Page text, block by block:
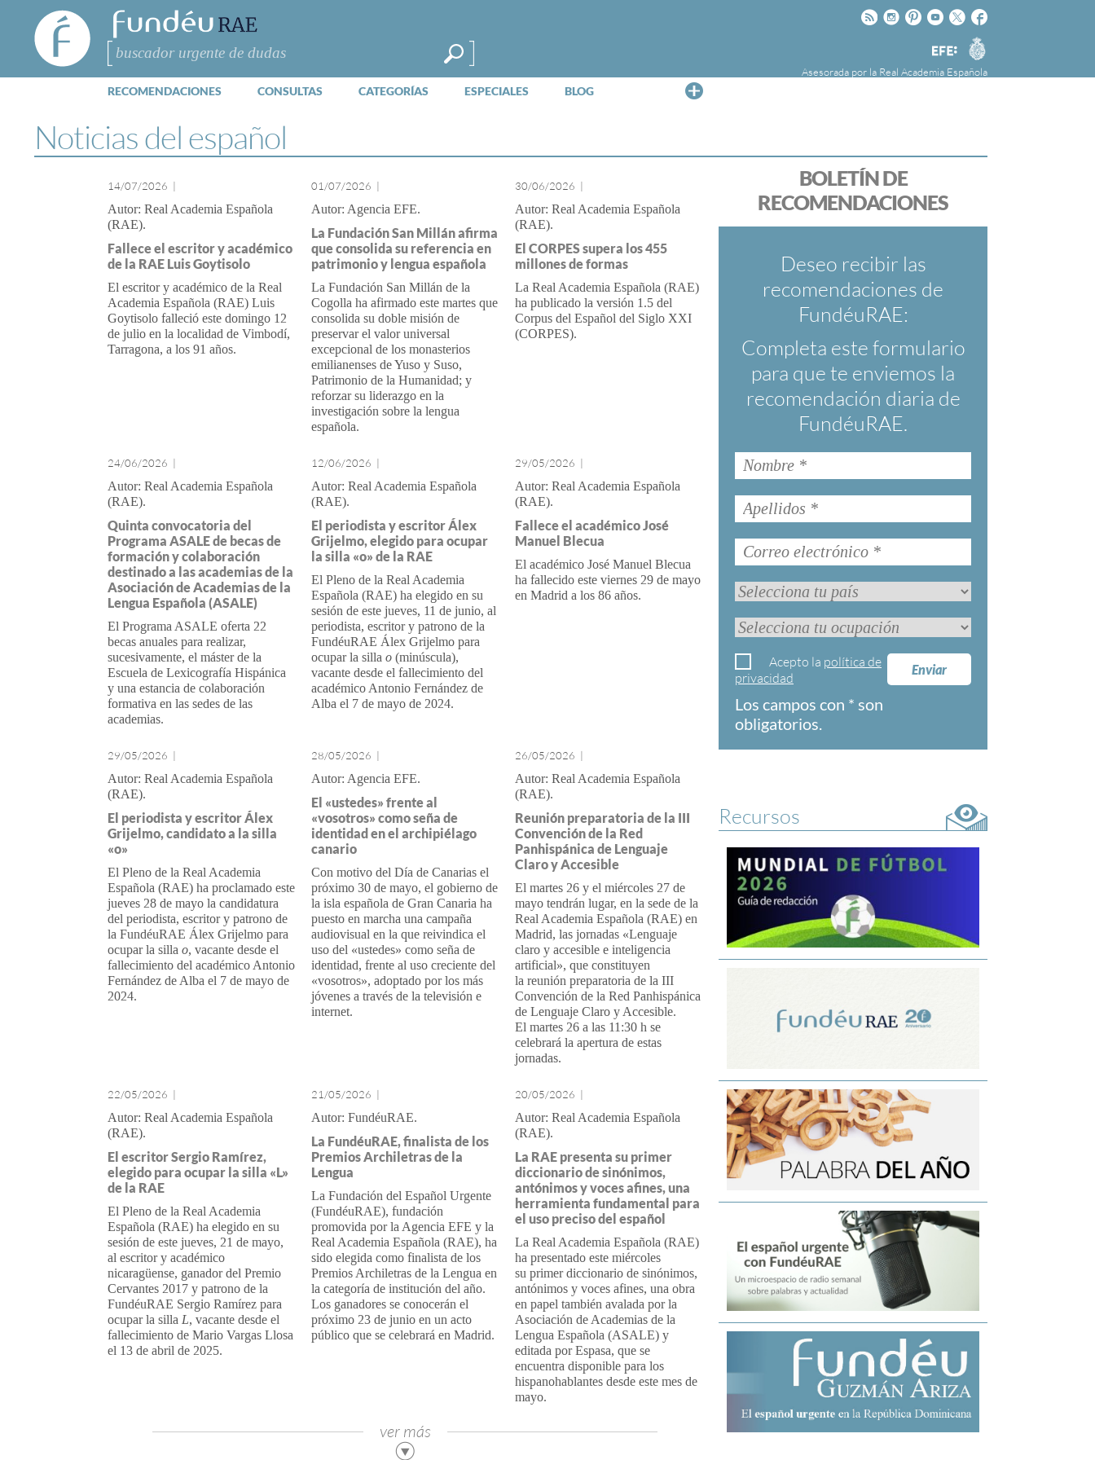
FundéuRAE
- Fundación
del Español
Buscar
Facebook
Twitter
Youtube
Pinteres
Instagram
Rss
Agencia
EFE
Asesorada por la Real Academia Española
RECOMENDACIONES CONSULTAS CATEGORÍAS ESPECIALES BLOG
la Agencia Efe y la Real Academia Española,
cuyo objetivo es colaborar con el buen uso del
español en los medios de comunicación y en
Internet.
Noticias del español
BOLETÍN DE
RECOMENDACIONES
Deseo recibir las
recomendaciones de
FundéuRAE:
Completa este formulario
para que te enviemos la
recomendación diaria de
FundéuRAE.
Enviar
Acepto la política de
privacidad
Los campos con * son
obligatorios.
14/07/2026 |
Real Academia Española
(RAE)
Fallece el escritor y académico
de la RAE Luis Goytisolo
El escritor y académico de la Real
Academia Española (RAE) Luis
Goytisolo falleció este domingo 12
de julio en la localidad de Vimbodí,
Tarragona, a los 91 años.
01/07/2026 |
Agencia EFE
La Fundación San Millán afirma
que consolida su referencia en
patrimonio y lengua española
La Fundación San Millán de la
Cogolla ha afirmado este martes que
consolida su doble misión de
preservar el valor universal
excepcional de los monasterios
emilianenses de Yuso y Suso,
Patrimonio de la Humanidad; y
reforzar su liderazgo en la
investigación sobre la lengua
española.
30/06/2026 |
Real Academia Española
(RAE)
El CORPES supera los 455
millones de formas
La Real Academia Española (RAE)
ha publicado la versión 1.5 del
Corpus del Español del Siglo XXI
(CORPES).
24/06/2026 |
Real Academia Española
(RAE)
Quinta convocatoria del
Programa ASALE de becas de
formación y colaboración
destinado a las academias de la
Asociación de Academias de la
Lengua Española (ASALE)
El Programa ASALE oferta 22
becas anuales para realizar,
sucesivamente, el máster de la
Escuela de Lexicografía Hispánica
y una estancia de colaboración
formativa en las sedes de las
academias.
12/06/2026 |
Real Academia Española
(RAE)
El periodista y escritor Álex
Grijelmo, elegido para ocupar
la silla «o» de la RAE
El Pleno de la Real Academia
Española (RAE) ha elegido en su
sesión de este jueves, 11 de junio, al
periodista, escritor y patrono de la
FundéuRAE Álex Grijelmo para
ocupar la silla o(minúscula),
vacante desde el fallecimiento del
académico Antonio Fernández de
Alba el 7 de mayo de 2024.
29/05/2026 |
Real Academia Española
(RAE)
Fallece el académico José
Manuel Blecua
El académico José Manuel Blecua
ha fallecido este viernes 29 de mayo
en Madrid a los 86 años.
29/05/2026 |
Real Academia Española
(RAE)
El periodista y escritor Álex
Grijelmo, candidato a la silla
«o»
El Pleno de la Real Academia
Española (RAE) ha proclamado este
jueves 28 de mayo la candidatura
del periodista, escritor y patrono de
la FundéuRAE Álex Grijelmo para
ocupar la silla o, vacante desde el
fallecimiento del académico Antonio
Fernández de Alba el 7 de mayo de
2024.
28/05/2026 |
Agencia EFE
El «ustedes» frente al
«vosotros» como seña de
identidad en el archipiélago
canario
Con motivo del Día de Canarias el
próximo 30 de mayo, el gobierno de
la isla española de Gran Canaria ha
puesto en marcha una campaña
audiovisual en la que reivindica el
uso del «ustedes» como seña de
identidad, frente al uso creciente del
«vosotros», adoptado por los más
jóvenes a través de la televisión e
internet.
26/05/2026 |
Real Academia Española
(RAE)
Reunión preparatoria de la III
Convención de la Red
Panhispánica de Lenguaje
Claro y Accesible
El martes 26 y el miércoles 27 de
mayo tendrán lugar, en la sede de la
Real Academia Española (RAE) en
Madrid, las jornadas «Lenguaje
claro y accesible e inteligencia
artificial», que constituyen
la reunión preparatoria de la III
Convención de la Red Panhispánica
de Lenguaje Claro y Accesible.
El martes 26 a las 11:30 h se
celebrará la apertura de estas
jornadas.
22/05/2026 |
Real Academia Española
(RAE)
El escritor Sergio Ramírez,
elegido para ocupar la silla «L»
de la RAE
El Pleno de la Real Academia
Española (RAE) ha elegido en su
sesión de este jueves, 21 de mayo,
al escritor y académico
nicaragüense, ganador del Premio
Cervantes 2017 y patrono de la
FundéuRAE Sergio Ramírez para
ocupar la silla L, vacante desde el
fallecimiento de Mario Vargas Llosa
el 13 de abril de 2025.
21/05/2026 |
FundéuRAE
La FundéuRAE, finalista de los
Premios Archiletras de la
Lengua
La Fundación del Español Urgente
(FundéuRAE), fundación
promovida por la Agencia EFE y la
Real Academia Española (RAE), ha
sido elegida como finalista de los
Premios Archiletras de la Lengua en
la categoría de institución del año.
Los ganadores se conocerán el
próximo 23 de junio en un acto
público que se celebrará en Madrid.
20/05/2026 |
Real Academia Española
(RAE)
La RAE presenta su primer
diccionario de sinónimos,
antónimos y voces afines, una
herramienta fundamental para
el uso preciso del español
La Real Academia Española (RAE)
ha presentado este miércoles
su primer diccionario de sinónimos,
antónimos y voces afines, una obra
en papel también avalada por la
Asociación de Academias de la
Lengua Española (ASALE) y
editada por Espasa, que se
encuentra disponible para los
hispanohablantes desde este mes de
mayo.
ver más
Recursos